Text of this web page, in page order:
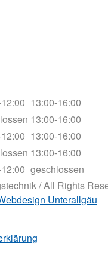
13:00-16:00
13:00-16:00
13:00-16:00
13:00-16:00
geschlossen
/ All Rights
Unterallgäu